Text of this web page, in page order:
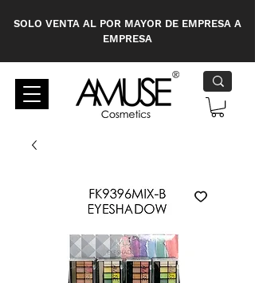
SOLO VENTA AL POR MAYOR DE EMPRESA A
EMPRESA